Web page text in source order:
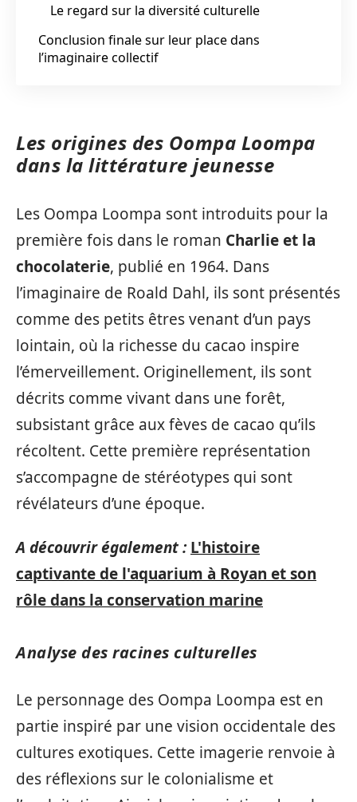
Le regard sur la diversité culturelle
Conclusion finale sur leur place dans
l’imaginaire collectif
Les origines des Oompa Loompa
dans la littérature jeunesse
Les Oompa Loompa sont introduits pour la
première fois dans le roman Charlie et la
chocolaterie, publié en 1964. Dans
l’imaginaire de Roald Dahl, ils sont présentés
comme des petits êtres venant d’un pays
lointain, où la richesse du cacao inspire
l’émerveillement. Originellement, ils sont
décrits comme vivant dans une forêt,
subsistant grâce aux fèves de cacao qu’ils
récoltent. Cette première représentation
s’accompagne de stéréotypes qui sont
révélateurs d’une époque.
A découvrir également : L'histoire
captivante de l'aquarium à Royan et son
rôle dans la conservation marine
Analyse des racines culturelles
Le personnage des Oompa Loompa est en
partie inspiré par une vision occidentale des
cultures exotiques. Cette imagerie renvoie à
des réflexions sur le colonialisme et